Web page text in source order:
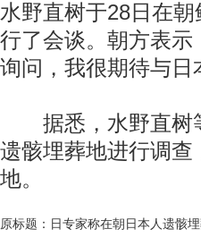
水野直树于28日在
行了会谈。朝方表示
询问，我很期待与日
据悉，水野直树
遗骸埋葬地进行调
地。
原标题：日专家称在朝日本人遗骸